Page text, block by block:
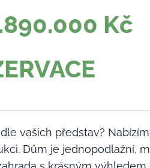
Kč
vašich představ?
Dům je jednopodlažní,